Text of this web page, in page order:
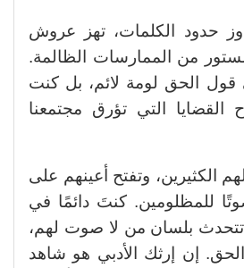
حدود الكلمات، تهز عروش
من الممارسات الظالمة.
الحق لومة لائم، بل كنت
القضايا التي تؤرق مجتمعنا
الكثيرين، وتفتح أعينهم على
للمظلومين. كنتَ دائمًا في
تتحدث بلسان من لا صوت لهم،
إن إرثك الأدبي هو شاهد